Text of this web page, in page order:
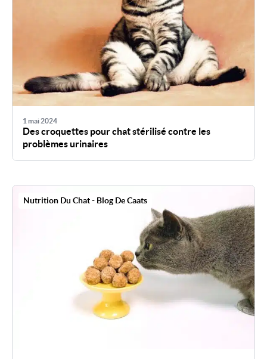
1 mai 2024
Des croquettes pour chat stérilisé contre les
problèmes urinaires
Nutrition Du Chat - Blog De Caats